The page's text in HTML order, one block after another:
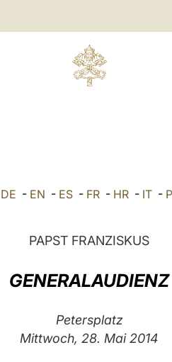
DE - EN - ES- FR- HR- IT-
PAPST FRANZISKUS
GENERALAUDIENZ
Petersplatz
Mittwoch, 28. Mai 2014